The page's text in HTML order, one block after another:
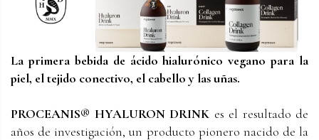
La primera bebida de ácido hialurónico vegano para la
piel, el tejido conectivo, el cabello y las uñas.
PROCEANIS® HYALURON DRINK es el resultado de
años de investigación, un producto pionero nacido de la